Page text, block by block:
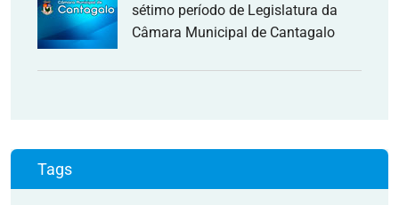
sétimo período de Legislatura da
Câmara Municipal de Cantagalo
Tags